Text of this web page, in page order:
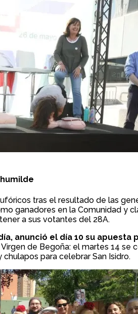
tras el resultado de las
ganadores en la Comunidad y
a sus votantes del 28A.
anunció el día 10 su
de Begoña: el martes 14
para celebrar San Isidro.